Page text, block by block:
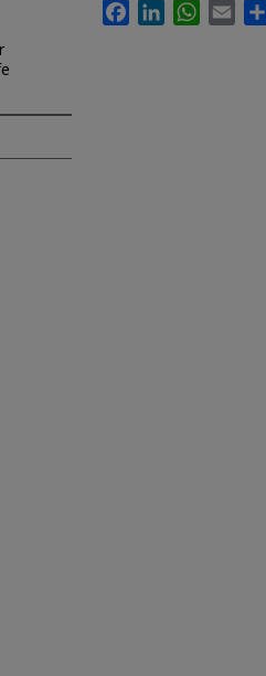
FacebookLinkedInWhatsApp
Email